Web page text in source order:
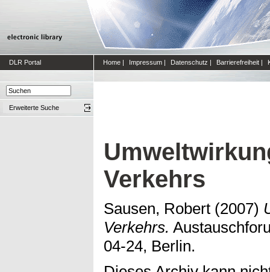
DLR Portal Home | Impressum | Datenschutz | Barrierefreiheit |
Erweiterte Suche
Verkehrs
Sausen, Robert (2007)
Verkehrs.
04-24, Berlin.